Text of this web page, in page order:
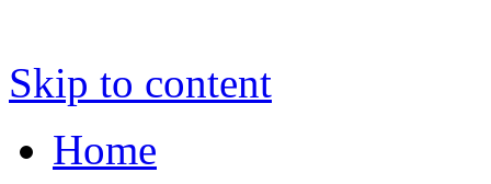
Skip to content
Home